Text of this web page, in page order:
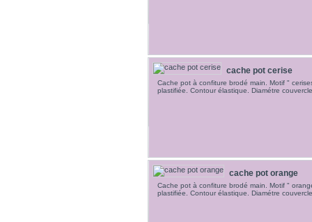
cache pot cerise
Cache pot à confiture brodé main. Motif "
plastifiée. Contour élastique. Diamétre
cache pot orange
Cache pot à confiture brodé main. Motif "
plastifiée. Contour élastique. Diamétre